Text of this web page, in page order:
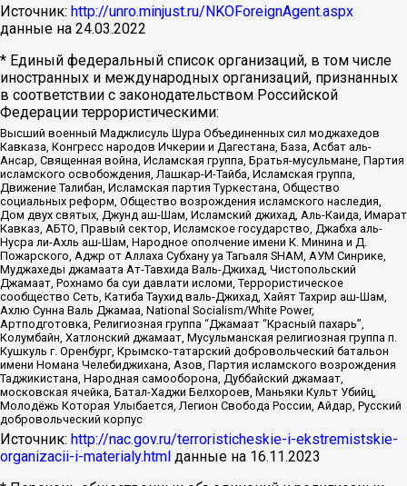
Источник: http://unro.minjust.ru/NKOForeignAgent.aspx
данные на 24.03.2022
* Единый федеральный список организаций, в том числе
иностранных и международных организаций, признанных
в соответствии с законодательством Российской
Федерации террористическими:
Высший военный Маджлисуль Шура Объединенных сил моджахедов
Кавказа, Конгресс народов Ичкерии и Дагестана, База, Асбат аль-
Ансар, Священная война, Исламская группа, Братья-мусульмане, Партия
исламского освобождения, Лашкар-И-Тайба, Исламская группа,
Движение Талибан, Исламская партия Туркестана, Общество
социальных реформ, Общество возрождения исламского наследия,
Дом двух святых, Джунд аш-Шам, Исламский джихад, Аль-Каида, Имарат
Кавказ, АБТО, Правый сектор, Исламское государство, Джабха аль-
Нусра ли-Ахль аш-Шам, Народное ополчение имени К. Минина и Д.
Пожарского, Аджр от Аллаха Субхану уа Тагьаля SHAM, АУМ Синрике,
Муджахеды джамаата Ат-Тавхида Валь-Джихад, Чистопольский
Джамаат, Рохнамо ба суи давлати исломи, Террористическое
сообщество Сеть, Катиба Таухид валь-Джихад, Хайят Тахрир аш-Шам,
Ахлю Сунна Валь Джамаа, National Socialism/White Power,
Артподготовка, Религиозная группа “Джамаат “Красный пахарь”,
Колумбайн, Хатлонский джамаат, Мусульманская религиозная группа п.
Кушкуль г. Оренбург, Крымско-татарский добровольческий батальон
имени Номана Челебиджихана, Азов, Партия исламского возрождения
Таджикистана, Народная самооборона, Дуббайский джамаат,
московская ячейка, Батал-Хаджи Белхороев, Маньяки Культ Убийц,
Молодёжь Которая Улыбается, Легион Свобода России, Айдар, Русский
добровольческий корпус
Источник: http://nac.gov.ru/terroristicheskie-i-ekstremistskie-
organizacii-i-materialy.html данные на 16.11.2023